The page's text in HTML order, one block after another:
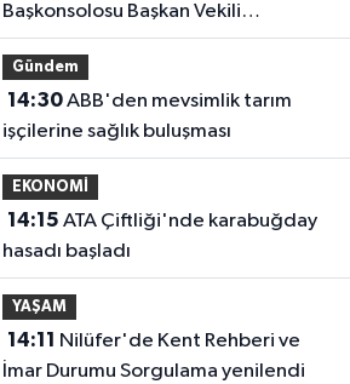
Başkonsolosu Başkan Vekili
Özdemir'i ziyaret etti
Gündem
14:30ABB'den mevsimlik tarım
işçilerine sağlık buluşması
EKONOMİ
14:15
hasadı başladı
YAŞAM
14:11
İmar Durumu Sorgulama yenilendi